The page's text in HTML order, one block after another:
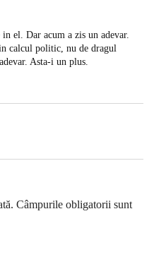
el. Dar acum a zis un adevar.
calcul politic, nu de dragul
Asta-i un plus.
Câmpurile obligatorii sunt